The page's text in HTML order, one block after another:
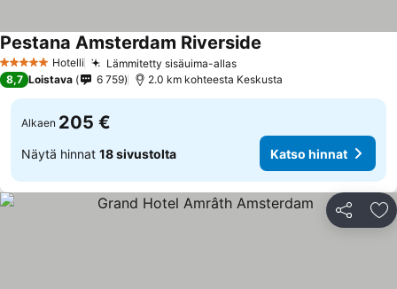
5 Tähtiluokitus
Hotelli Lämmitetty sisäuima-allas
Pestana Amsterdam Riverside
8,7 Loistava 6 759 2.0 km kohteesta Keskusta
Alkaen 205 €
Näytä hinnat 18 sivustolta Katso hinnat
Jaa